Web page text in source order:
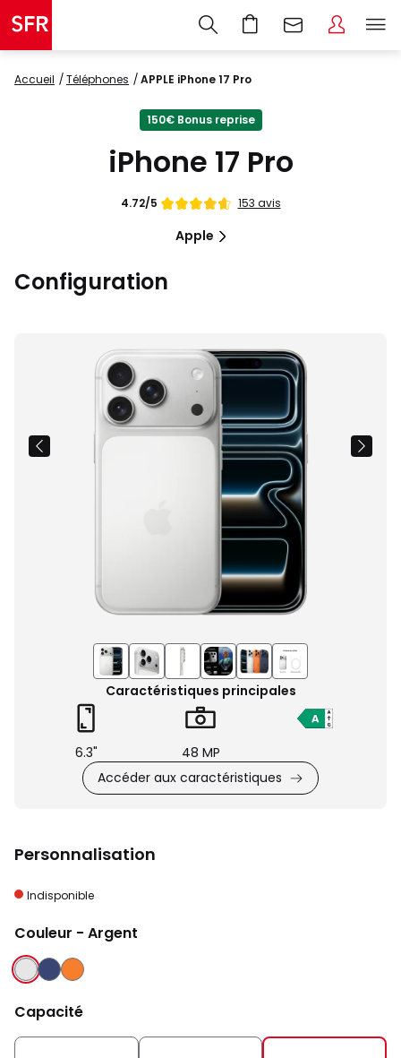
Accueil Téléphones APPLE iPhone 17 Pro
150€ Bonus reprise
iPhone 17 Pro
Note
4.72/5 153 avis
Apple
Configuration
Images
du
Caractéristiques principales
6.3"
48 MP
Accéder aux caractéristiques
Personnalisation
Indisponible
Couleur - Argent
ARGENT BLEU ORANGE
Capacité